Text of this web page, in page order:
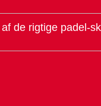
de rigtige padel-